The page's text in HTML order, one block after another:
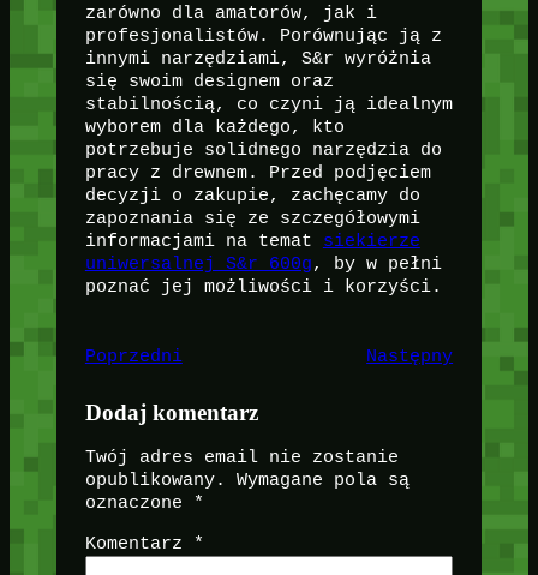
zarówno dla amatorów, jak i
profesjonalistów. Porównując ją z
innymi narzędziami, S&r wyróżnia
się swoim designem oraz
stabilnością, co czyni ją idealnym
wyborem dla każdego, kto
potrzebuje solidnego narzędzia do
pracy z drewnem. Przed podjęciem
decyzji o zakupie, zachęcamy do
zapoznania się ze szczegółowymi
informacjami na temat siekierze
uniwersalnej S&r 600g, by w pełni
poznać jej możliwości i korzyści.
Poprzedni Następny
Dodaj komentarz
Twój adres email nie zostanie
opublikowany.
Wymagane pola są
oznaczone
*
Komentarz *